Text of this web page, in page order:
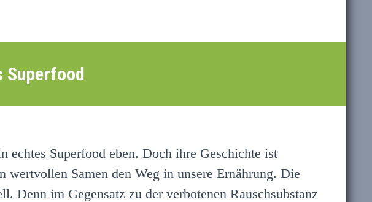
Superfood
echtes Superfood eben. Doch ihre Geschichte ist
Samen den Weg in unsere Ernährung. Die
Denn im Gegensatz zu der verbotenen Rauschsubstanz